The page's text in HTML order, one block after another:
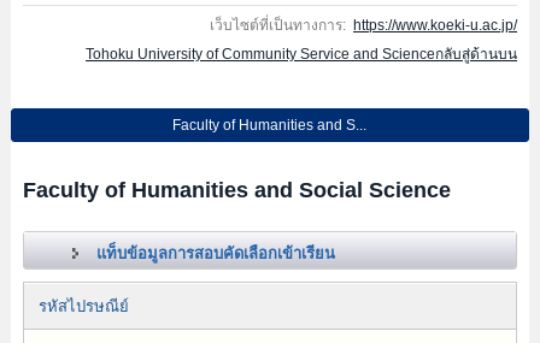
เว็บไซต์ที่เป็นทางการ: https://www.koeki-u.ac.jp/
Tohoku University of Community Service and Scienceกลับสู่ด้านบน
Faculty of Humanities and S...
Faculty of Humanities and Social Science
แท็บข้อมูลการสอบคัดเลือกเข้าเรียน
รหัสไปรษณีย์